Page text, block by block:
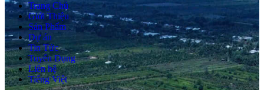
Trang Chủ
Giới Thiệu
Sản Phẩm
Dự án
Tin Tức
Tuyển Dụng
Liên hệ
Tiếng Việt